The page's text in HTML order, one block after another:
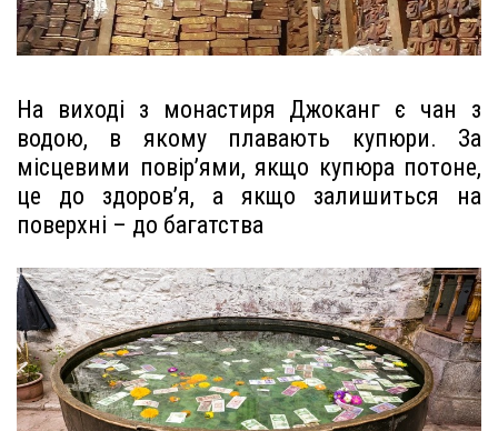
На виході з монастиря Джоканг є чан з
водою, в якому плавають купюри. За
місцевими повір’ями, якщо купюра потоне,
це до здоров’я, а якщо залишиться на
поверхні – до багатства